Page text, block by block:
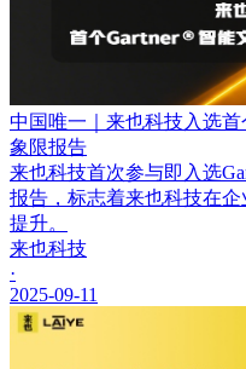
中国唯一｜来也科技入选
象限报告
来也科技首次参与即入选
报告，标志着来也科技在
提升。
来也科技
·
2025-09-11